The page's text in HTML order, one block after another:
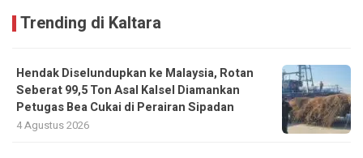
Trending di Kaltara
Hendak Diselundupkan ke Malaysia, Rotan
Seberat 99,5 Ton Asal Kalsel Diamankan
Petugas Bea Cukai di Perairan Sipadan
4 Agustus 2026